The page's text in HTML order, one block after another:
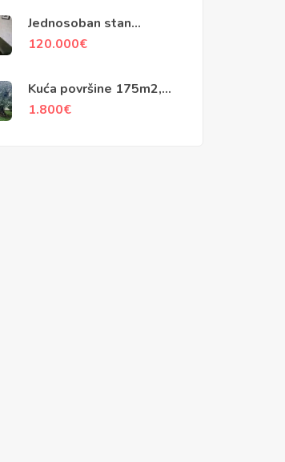
Jednosoban stan
površine 48m2, Stari
120.000€
Kuća površine 175m2,
Vranjske Njive,
1.800€